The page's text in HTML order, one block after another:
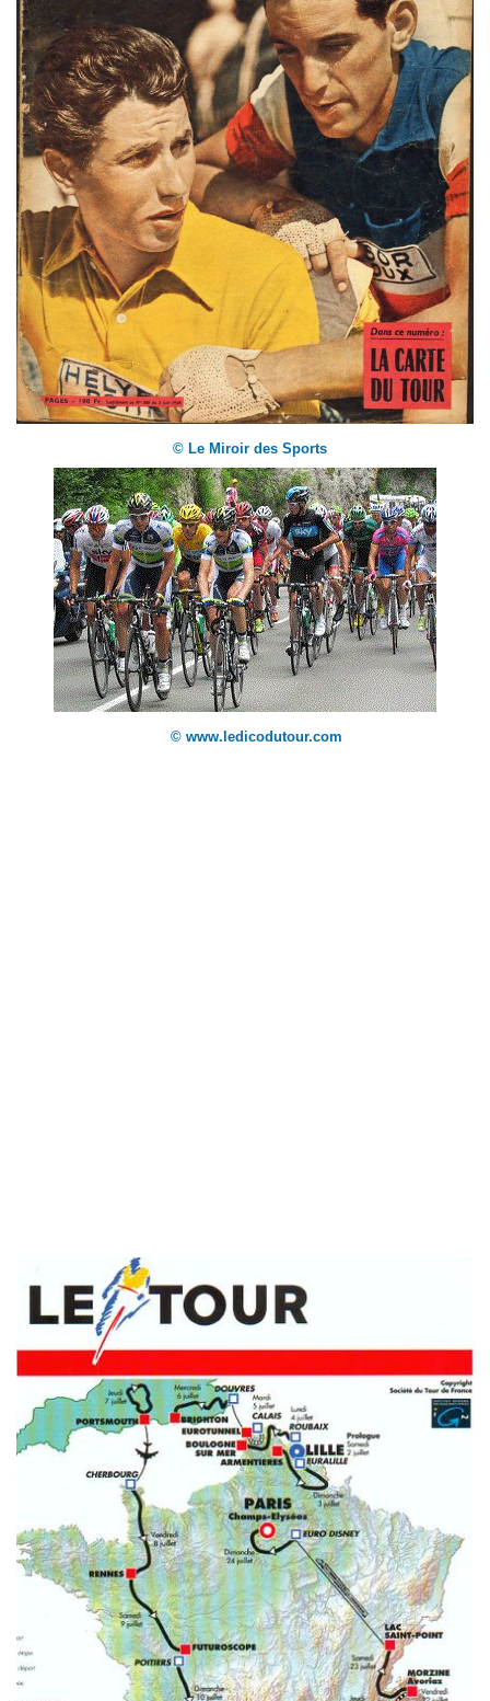
© Le Miroir des Sports
© www.ledicodutour.com